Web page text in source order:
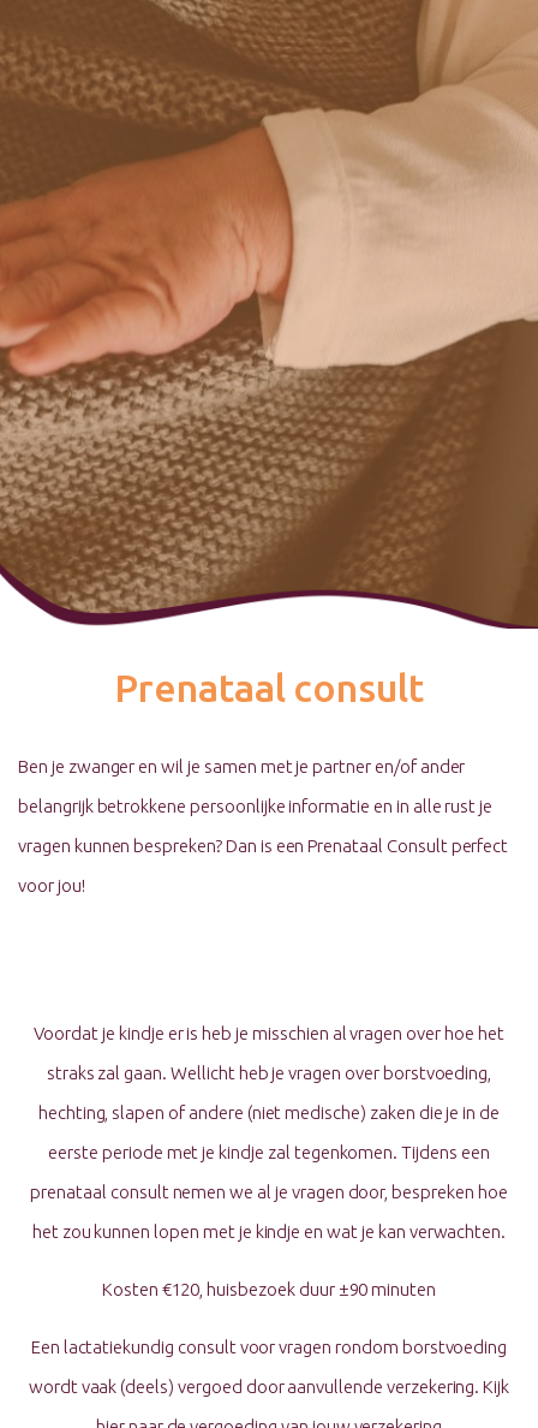
Prenataal consult
Ben je zwanger en wil je samen met je partner en/of ander
belangrijk betrokkene persoonlijke informatie en in alle rust je
vragen kunnen bespreken? Dan is een Prenataal Consult perfect
voor jou!
Voordat je kindje er is heb je misschien al vragen over hoe het
straks zal gaan. Wellicht heb je vragen over borstvoeding,
hechting, slapen of andere (niet medische) zaken die je in de
eerste periode met je kindje zal tegenkomen. Tijdens een
prenataal consult nemen we al je vragen door, bespreken hoe
het zou kunnen lopen met je kindje en wat je kan verwachten.
Kosten €120, huisbezoek duur ±90 minuten
Een lactatiekundig consult voor vragen rondom borstvoeding
wordt vaak (deels) vergoed door aanvullende verzekering. Kijk